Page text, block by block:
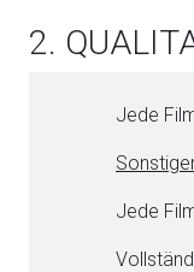
2.
Jede
Jede